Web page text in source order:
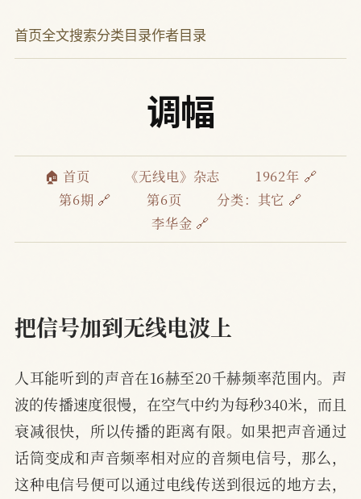
首页全文搜索分类目录作者目录
调幅
🏠 首页 《无线电》杂志
1962年 🔗
第6期 🔗
第6页 分类： 其它 🔗
李华金 🔗
把信号加到无线电波上
人耳能听到的声音在16赫至20千赫频率范围内。声
波的传播速度很慢，在空气中约为每秒340米，而且
衰减很快，所以传播的距离有限。如果把声音通过
话筒变成和声音频率相对应的音频电信号，那么，
这种电信号便可以通过电线传送到很远的地方去，